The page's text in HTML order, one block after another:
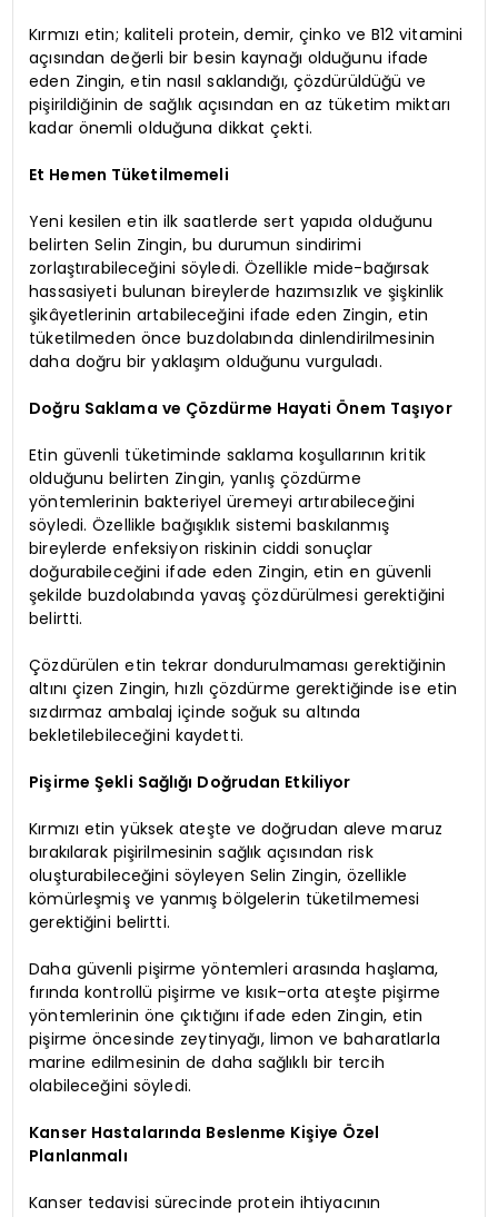
Kırmızı etin; kaliteli protein, demir, çinko ve B12 vitamini
açısından değerli bir besin kaynağı olduğunu ifade
eden Zingin, etin nasıl saklandığı, çözdürüldüğü ve
pişirildiğinin de sağlık açısından en az tüketim miktarı
kadar önemli olduğuna dikkat çekti.
Et Hemen Tüketilmemeli
Yeni kesilen etin ilk saatlerde sert yapıda olduğunu
belirten Selin Zingin, bu durumun sindirimi
zorlaştırabileceğini söyledi. Özellikle mide-bağırsak
hassasiyeti bulunan bireylerde hazımsızlık ve şişkinlik
şikâyetlerinin artabileceğini ifade eden Zingin, etin
tüketilmeden önce buzdolabında dinlendirilmesinin
daha doğru bir yaklaşım olduğunu vurguladı.
Doğru Saklama ve Çözdürme Hayati Önem Taşıyor
Etin güvenli tüketiminde saklama koşullarının kritik
olduğunu belirten Zingin, yanlış çözdürme
yöntemlerinin bakteriyel üremeyi artırabileceğini
söyledi. Özellikle bağışıklık sistemi baskılanmış
bireylerde enfeksiyon riskinin ciddi sonuçlar
doğurabileceğini ifade eden Zingin, etin en güvenli
şekilde buzdolabında yavaş çözdürülmesi gerektiğini
belirtti.
Çözdürülen etin tekrar dondurulmaması gerektiğinin
altını çizen Zingin, hızlı çözdürme gerektiğinde ise etin
sızdırmaz ambalaj içinde soğuk su altında
bekletilebileceğini kaydetti.
Pişirme Şekli Sağlığı Doğrudan Etkiliyor
Kırmızı etin yüksek ateşte ve doğrudan aleve maruz
bırakılarak pişirilmesinin sağlık açısından risk
oluşturabileceğini söyleyen Selin Zingin, özellikle
kömürleşmiş ve yanmış bölgelerin tüketilmemesi
gerektiğini belirtti.
Daha güvenli pişirme yöntemleri arasında haşlama,
fırında kontrollü pişirme ve kısık–orta ateşte pişirme
yöntemlerinin öne çıktığını ifade eden Zingin, etin
pişirme öncesinde zeytinyağı, limon ve baharatlarla
marine edilmesinin de daha sağlıklı bir tercih
olabileceğini söyledi.
Kanser Hastalarında Beslenme Kişiye Özel
Planlanmalı
Kanser tedavisi sürecinde protein ihtiyacının